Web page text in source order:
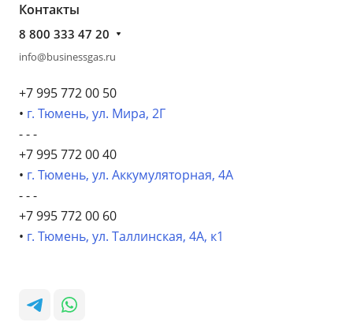
Контакты
8 800 333 47 20
info@businessgas.ru
+7 995 772 00 50
• г. Тюмень, ул. Мира, 2Г
- - -
+7 995 772 00 40
• г. Тюмень, ул. Аккумуляторная, 4А
- - -
+7 995 772 00 60
• г. Тюмень, ул. Таллинская, 4А, к1